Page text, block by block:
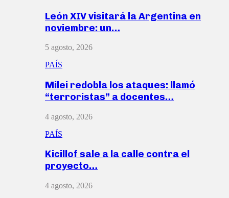
León XIV visitará la Argentina en
noviembre: un…
5 agosto, 2026
PAÍS
Milei redobla los ataques: llamó
“terroristas” a docentes…
4 agosto, 2026
PAÍS
Kicillof sale a la calle contra el
proyecto…
4 agosto, 2026